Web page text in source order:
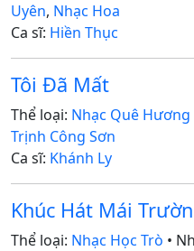
Uyên, Nhạc Hoa
Ca sĩ: Hiền Thục
Tôi Đã Mất
Thể loại: Nhạc Quê Hương
Trịnh Công Sơn
Ca sĩ: Khánh Ly
Khúc Hát Mái
Thể loại: Nhạc Học Trò •